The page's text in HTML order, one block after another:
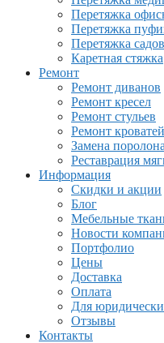
Перетяжка
Перетяжка
Перетяжка
Каретная стяжка
Ремонт
Ремонт диванов
Ремонт кресел
Ремонт стульев
Ремонт кроватей
Замена поролона
Реставрация
Информация
Скидки и акции
Блог
Мебельные
Новости
Портфолио
Цены
Доставка
Оплата
Для
Отзывы
Контакты